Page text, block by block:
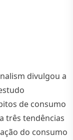
divulgou a
de consumo
três tendências
do consumo